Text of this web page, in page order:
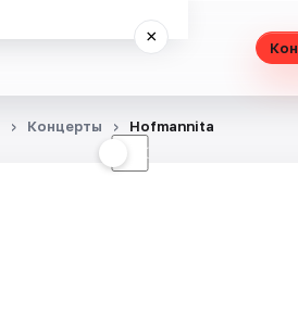
×
☾
Концерты Hofmannita